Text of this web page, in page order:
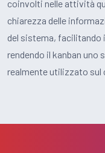
coinvolti nelle attività
chiarezza delle
del sistema, facilitando
rendendo il kanban
realmente utilizzato sul